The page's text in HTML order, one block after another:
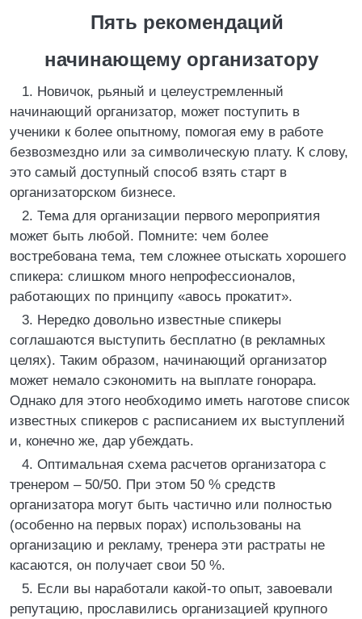
Пять рекомендаций
начинающему организатору
1. Новичок, рьяный и целеустремленный
начинающий организатор, может поступить в
ученики к более опытному, помогая ему в работе
безвозмездно или за символическую плату. К слову,
это самый доступный способ взять старт в
организаторском бизнесе.
2. Тема для организации первого мероприятия
может быть любой. Помните: чем более
востребована тема, тем сложнее отыскать хорошего
спикера: слишком много непрофессионалов,
работающих по принципу «авось прокатит».
3. Нередко довольно известные спикеры
соглашаются выступить бесплатно (в рекламных
целях). Таким образом, начинающий организатор
может немало сэкономить на выплате гонорара.
Однако для этого необходимо иметь наготове список
известных спикеров с расписанием их выступлений
и, конечно же, дар убеждать.
4. Оптимальная схема расчетов организатора с
тренером – 50/50. При этом 50 % средств
организатора могут быть частично или полностью
(особенно на первых порах) использованы на
организацию и рекламу, тренера эти растраты не
касаются, он получает свои 50 %.
5. Если вы наработали какой-то опыт, завоевали
репутацию, прославились организацией крупного